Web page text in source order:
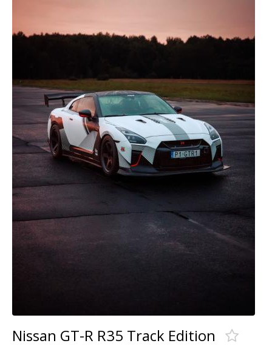
Nissan GT-R R35 Track Edition